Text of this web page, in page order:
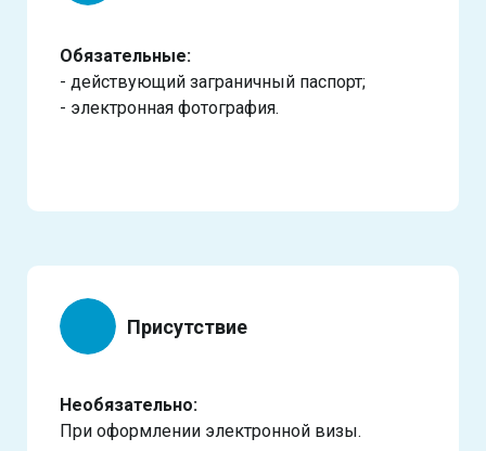
Обязательные:
- действующий заграничный паспорт;
- электронная фотография.
Присутствие
Необязательно:
При оформлении электронной визы.